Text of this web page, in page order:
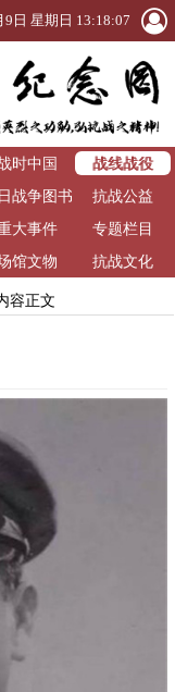
9日 星期日 13:18:08
时中国
战线战役
战争图书
馆
抗战公益
大事件
专题栏目
馆文物 抗战文化
容正文